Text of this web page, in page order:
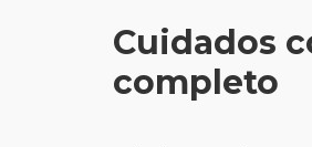
Cuidados
completo